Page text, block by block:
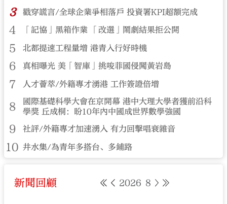
一代認識香港昔日面貌。
3 戳穿謊言/全球企業爭相落戶 投資署KPI超額完成
4 「記協」黑箱作業 「改選」鬧劇結果拒公開
5 北都提速工程量增 港青入行好時機
6 真相曝光 美「智庫」挑唆菲國侵闖黃岩島
7 人才薈萃/外籍專才湧港 工作簽證倍增
8
國際基礎科學大會在京開幕 港中大理大學者獲前沿科
學獎 丘成桐：盼10年內中國成世界數學強國
9 社評/外籍專才加速湧入 有力回擊唱衰雜音
10 井水集/為青年多搭台、多鋪路
新聞回顧 2026 8